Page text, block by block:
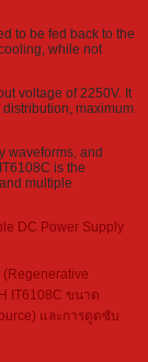
to be fed back to the
while not
voltage of 2250V. It
maximum
waveforms, and
is the
multiple
DC Power Supply
IT6108C ขนาด
และการดูดซับ